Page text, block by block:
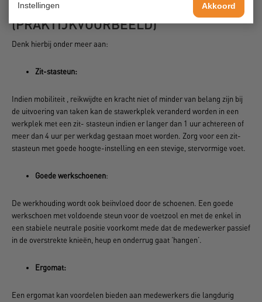
Instellingen Akkoord
werk verlichten
(PRAKTIJKVOORBEELD)
Denk hierbij onder meer aan:
Zit-stasteun:
Indien mobiliteit , reikwijdte en kracht niet of minder van belang zijn bij
de uitvoering van taken kan de stawerkplek veranderd worden in een
werkplek met een zit- stasteun indien er langer dan 1 uur achtereen of
meer dan 4 uur per werkdag gestaan moet worden. Zorg voor een zit-
stasteun met goede hoogte-instelling en een stevige, stervormige voet.
Goede werkschoenen:
De werkhouding wordt ook beïnvloed door de schoenen. Een goede
werkschoen met voldoende steun voor de voetzool en met de enkel in
een stabiele neutrale positie voorkomt mede dat de medewerker passief
in de overstrekte knieën, heup en onderrug gaat ‘hangen’.
Ergomat:
Een ergomat kan voordelen bieden aan medewerkers die langdurig